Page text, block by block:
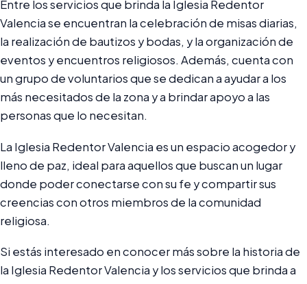
Entre los servicios que brinda la Iglesia Redentor
Valencia se encuentran la celebración de misas diarias,
la realización de bautizos y bodas, y la organización de
eventos y encuentros religiosos. Además, cuenta con
un grupo de voluntarios que se dedican a ayudar a los
más necesitados de la zona y a brindar apoyo a las
personas que lo necesitan.
La Iglesia Redentor Valencia es un espacio acogedor y
lleno de paz, ideal para aquellos que buscan un lugar
donde poder conectarse con su fe y compartir sus
creencias con otros miembros de la comunidad
religiosa.
Si estás interesado en conocer más sobre la historia de
la Iglesia Redentor Valencia y los servicios que brinda a